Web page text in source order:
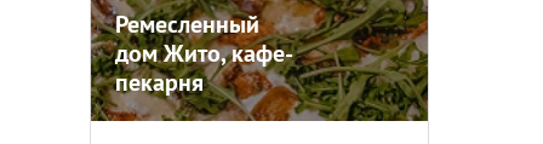
Ремесленный
дом Жито, кафе-
пекарня